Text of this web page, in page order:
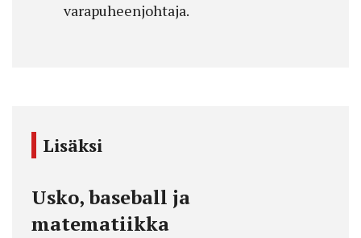
varapuheenjohtaja.
Lisäksi
Usko, baseball ja
matematiikka